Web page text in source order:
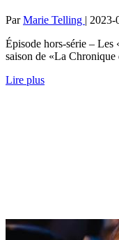
ParMarie Telling | 2023-
Épisode hors-série –
saison de «La Chronique
Lire plus